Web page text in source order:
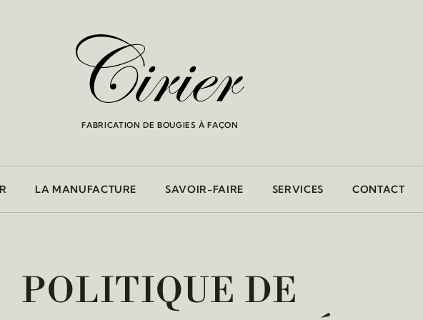
FABRICATION DE BOUGIES À FAÇON
LA MANUFACTURE SAVOIR-FAIRE SERVICES CONTACT
POLITIQUE DE